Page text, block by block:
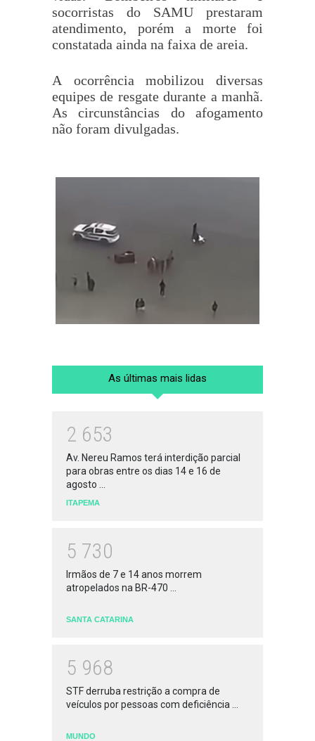
socorristas do SAMU prestaram
atendimento, porém a morte foi
constatada ainda na faixa de areia.
A ocorrência mobilizou diversas
equipes de resgate durante a manhã.
As circunstâncias do afogamento
não foram divulgadas.
As últimas mais lidas
2 653
Av. Nereu Ramos terá interdição parcial
para obras entre os dias 14 e 16 de
agosto ...
ITAPEMA
5 730
Irmãos de 7 e 14 anos morrem
atropelados na BR-470 ...
SANTA CATARINA
5 968
STF derruba restrição a compra de
veículos por pessoas com deficiência ...
MUNDO